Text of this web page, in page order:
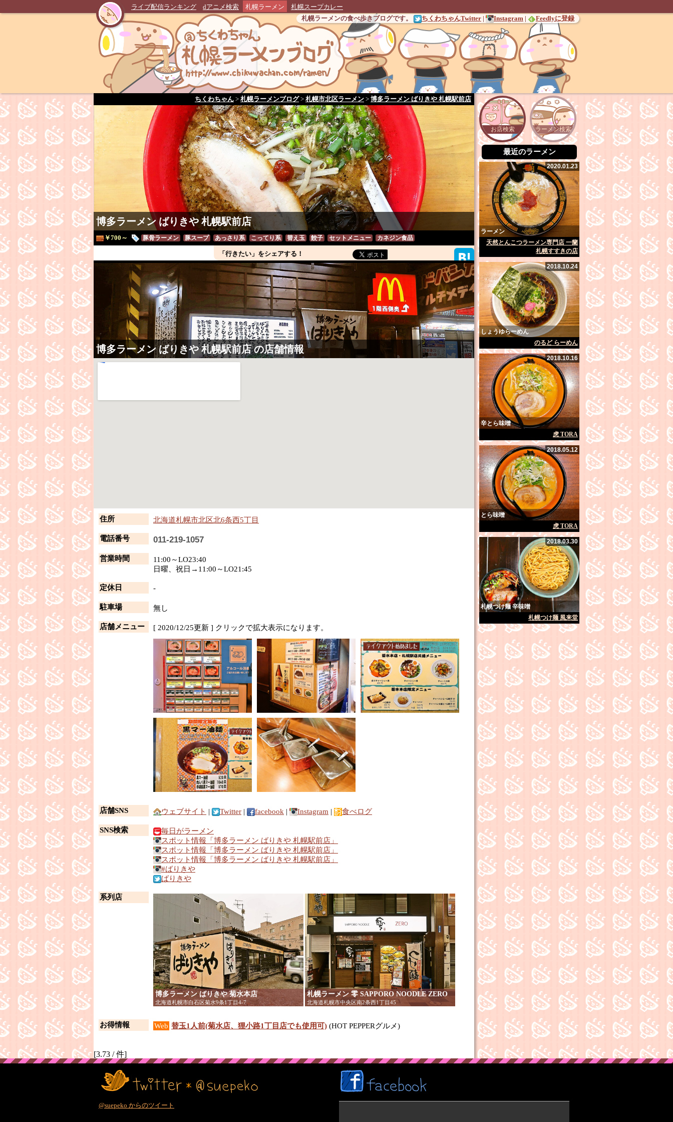
ライブ配信ランキング dアニメ検索 札幌ラーメン
札幌スープカレー
札幌ラーメンの食べ歩きブログです。
ちくわちゃんTwitter | Instagram | Feedlyに登録
ちくわちゃん > 札幌ラーメンブログ> 札幌市北区ラーメン > 博多ラーメン ばりきや 札幌駅前店
博多ラーメン ばりきや 札幌駅前店
￥700～ 豚骨ラーメン 豚スープ あっさり系 こってり系 替え玉 餃子 セットメニュー カネジン食品
「行きたい」をシェアする！
博多ラーメン ばりきや 札幌駅前店の店舗情報
住所 北海道札幌市北区北6条西5丁目
電話番号 011-219-1057
営業時間
11:00～LO23:40
日曜、祝日→11:00～LO21:45
定休日 -
駐車場 無し
店舗メニュー [ 2020/12/25更新 ] クリックで拡大表示になります。
店舗SNS ウェブサイト | Twitter | facebook | Instagram | 食べログ
SNS検索
毎日がラーメン
スポット情報「博多ラーメン ばりきや 札幌駅前店」
スポット情報「博多ラーメン ばりきや 札幌駅前店」
スポット情報「博多ラーメン ばりきや 札幌駅前店」
#ばりきや
ばりきや
系列店
博多ラーメン ばりきや 菊水本店
北海道札幌市白石区菊水9条1丁目4-7
札幌ラーメン 零 SAPPORO NOODLE ZERO
北海道札幌市中央区南2条西1丁目45
お得情報 Web 替玉1人前(菊水店、狸小路1丁目店でも使用可) (HOT PEPPERグルメ)
[3.73 /件]
お店検索 ラーメン検索
最近のラーメン
2020.01.23
ラーメン
天然とんこつラーメン専門店 一蘭
札幌すすきの店
2018.10.24
しょうゆらーめん
のるど らーめん
2018.10.16
辛とら味噌
虎 TORA
2018.05.12
とら味噌
虎 TORA
2018.03.30
札幌つけ麺 辛味噌
札幌つけ麺 風来堂
@suepeko からのツイート